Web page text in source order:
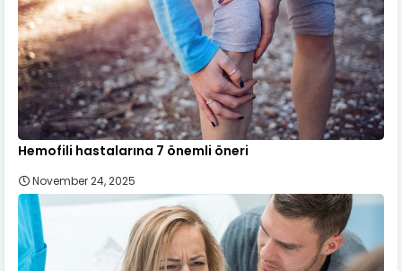
Hemofili hastalarına 7 önemli öneri
November 24, 2025